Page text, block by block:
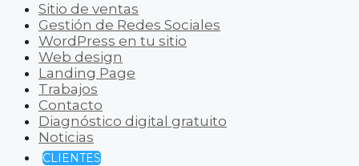
Sitio de ventas
Gestión de Redes Sociales
WordPress en tu sitio
Web design
Landing Page
Trabajos
Contacto
Diagnóstico digital gratuito
Noticias
CLIENTES